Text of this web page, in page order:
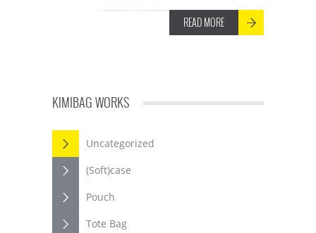
READ MORE
KIMIBAG WORKS
Uncategorized
(Soft)case
Pouch
Tote Bag